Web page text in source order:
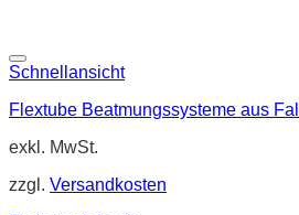
Schnellansicht
Flextube Beatmungssysteme aus
exkl. MwSt.
zzgl. Versandkosten